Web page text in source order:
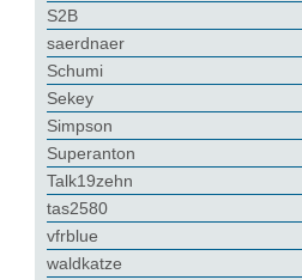
S2B
saerdnaer
Schumi
Sekey
Simpson
Superanton
Talk19zehn
tas2580
vfrblue
waldkatze